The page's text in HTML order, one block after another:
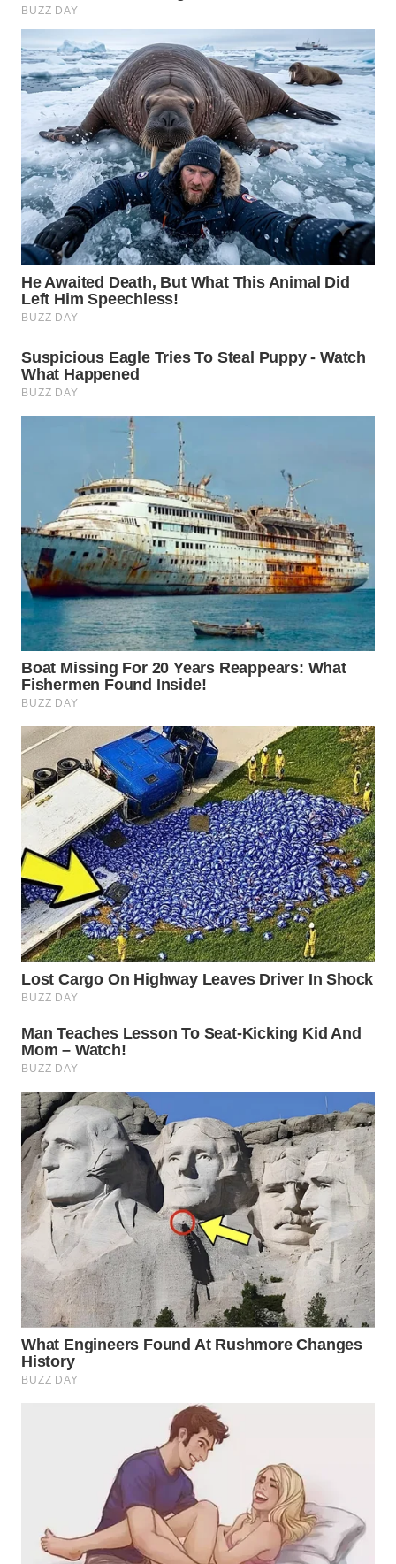
INDRAMAYU
WN
KUNINGAN
WN
MAJALENGKA
WN
SUBANG
WN
SUKABUMI
WN
WN
PRIANGAN
TIMUR
SEMARANG
WN
SOLO
WN
BOROBUDUR
WN
MADURA
WN
SURABAYA
WN
NATUNA
WN
BINTAN
WN
MANDALIKA
WN
LIKUPANG
WN
LABUANBAJO
WN
BORNEO
Wahana
Media
Group
WAHANA
NEWS
WAHANA
TANI
WAHANA
INFRASTRUKTUR
KONSUMEN